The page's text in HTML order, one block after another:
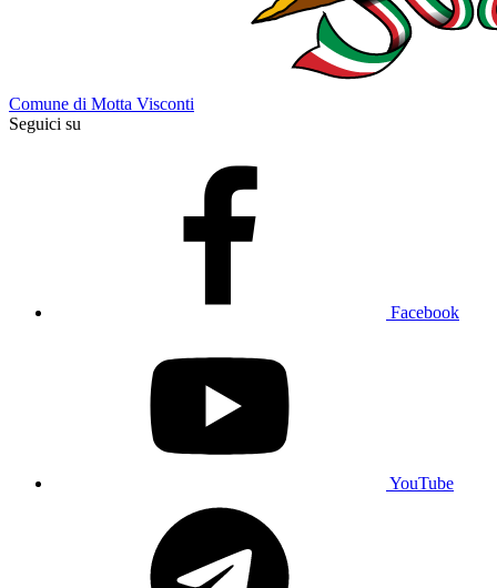
Comune di Motta Visconti
Seguici su
Facebook
YouTube